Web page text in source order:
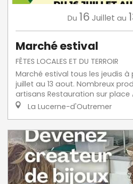
Du 16 Juillet au
Marché estival
FÊTES LOCALES ET DU TERROIR
Marché estival tous les jeudis à
juillet au 13 aout. Nombreux
artisans Restauration sur place
La Lucerne-d'Outremer